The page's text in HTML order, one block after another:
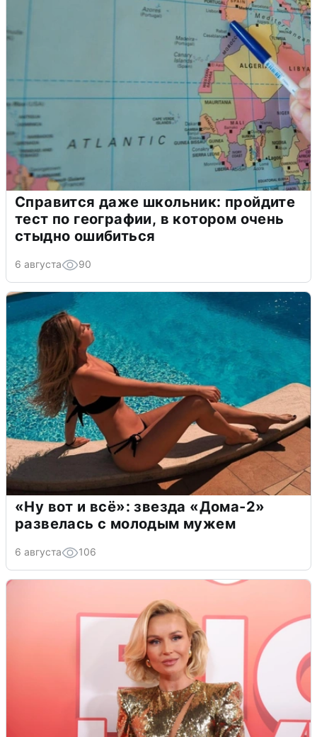
Справится даже школьник: пройдите
тест по географии, в котором очень
стыдно ошибиться
6 августа 90
«Ну вот и всё»: звезда «Дома-2»
развелась с молодым мужем
6 августа 106